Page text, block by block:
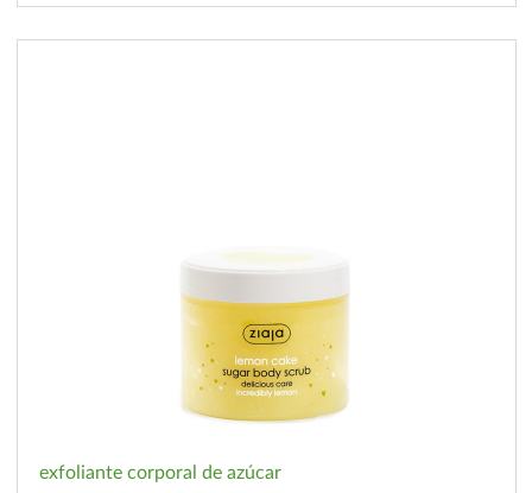
exfoliante corporal de azúcar